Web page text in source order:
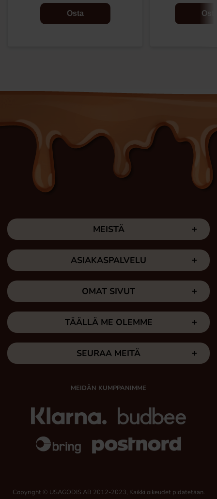
Osta
MEISTÄ
ASIAKASPALVELU
OMAT SIVUT
TÄÄLLÄ ME OLEMME
SEURAA MEITÄ
MEIDÄN KUMPPANIMME
Copyright © USAGODIS AB 2012-2023, Kaikki oikeudet pidätetään.